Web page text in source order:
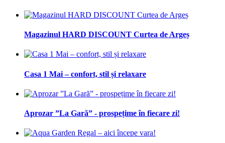
Magazinul HARD DISCOUNT Curtea de Argeș
Casa 1 Mai – confort, stil și relaxare
Aprozar ”La Gară” - prospețime în fiecare zi!